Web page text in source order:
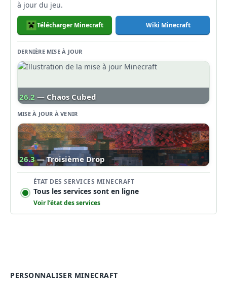
à jour du jeu.
Télécharger Minecraft Wiki Minecraft
DERNIÈRE MISE À JOUR
26.2 — Chaos Cubed
MISE À JOUR À VENIR
26.3 — Troisième Drop
ÉTAT DES SERVICES MINECRAFT
Tous les services sont en ligne
Voir l’état des services
PERSONNALISER MINECRAFT